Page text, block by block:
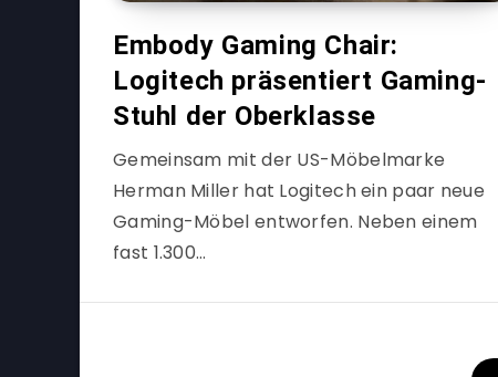
Embody Gaming Chair:
Logitech präsentiert Gaming-
Stuhl der Oberklasse
Gemeinsam mit der US-Möbelmarke
Herman Miller hat Logitech ein paar neue
Gaming-Möbel entworfen. Neben einem
fast 1.300…